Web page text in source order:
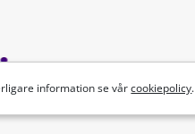
information se vårcookiepolicy.